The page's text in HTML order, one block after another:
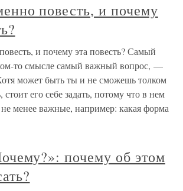
повесть, и почему
и почему эта повесть? Самый
то смысле самый важный вопрос, —
может быть ты и не сможешь толком
стоит его себе задать, потому что в нем
менее важные, например: какая форма
почему об этом